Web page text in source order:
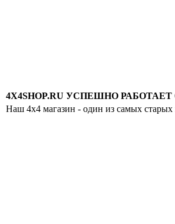
4X4SHOP.RU УСПЕШНО РАБОТАЕТ
Наш 4x4 магазин - один из самых